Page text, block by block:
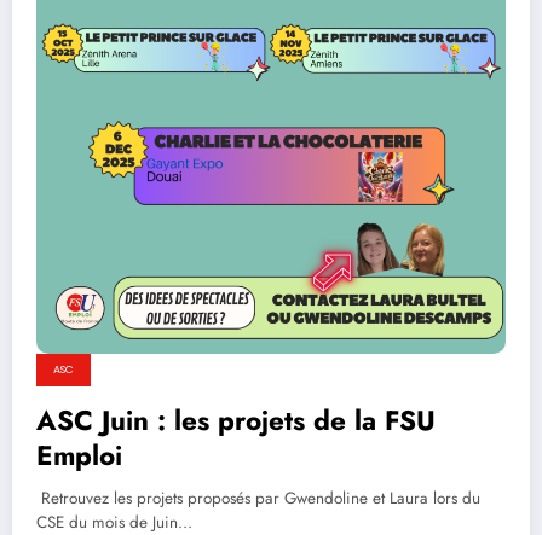
ASC
ASC Juin : les projets de la FSU
Emploi
Retrouvez les projets proposés par Gwendoline et Laura lors du
CSE du mois de Juin…